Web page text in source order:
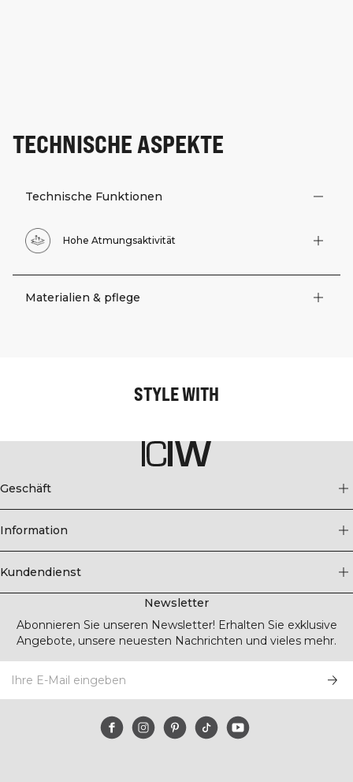
TECHNISCHE ASPEKTE
Technische Funktionen
Hohe Atmungsaktivität
Materialien & pflege
STYLE WITH
Geschäft
Information
Kundendienst
Newsletter
Abonnieren Sie unseren Newsletter! Erhalten Sie exklusive
Angebote, unsere neuesten Nachrichten und vieles mehr.